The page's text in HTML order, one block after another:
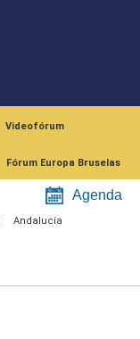
Videofórum
Fórum Europa Bruselas
Agenda
Andalucía